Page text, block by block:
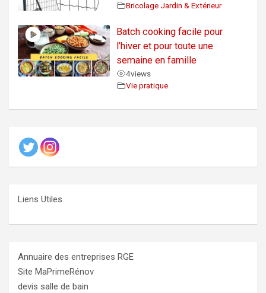
Bricolage Jardin & Extérieur
Batch cooking facile pour
l’hiver et pour toute une
semaine en famille
4views
Vie pratique
Liens Utiles
Annuaire des entreprises RGE
Site MaPrimeRénov
devis salle de bain